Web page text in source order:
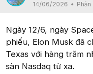
14/06/2026
Phản
Ngày 12/6, ngày
phiếu, Elon Musk đã
Texas với hàng trăm
sàn Nasdaq từ xa.